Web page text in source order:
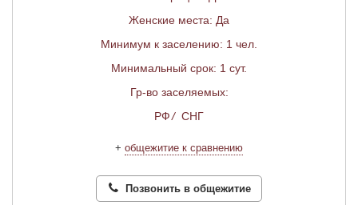
Женские места: Да
Минимум к заселению: 1 чел.
Минимальный срок: 1 сут.
Гр-во заселяемых:
РФ/ СНГ
+ общежитие к сравнению
Позвонить в общежитие